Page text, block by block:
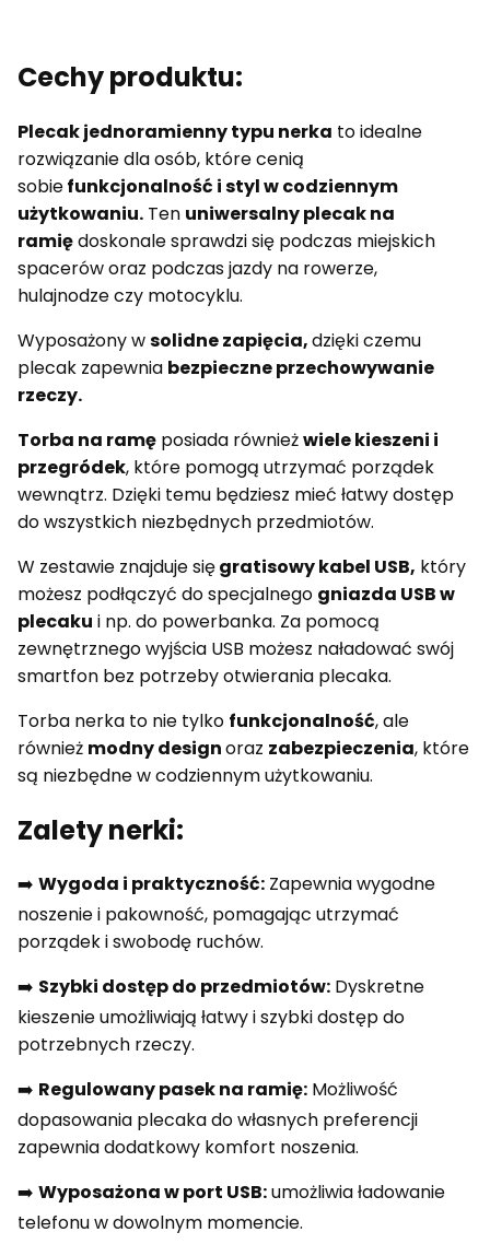
Cechy produktu:
Plecak jednoramienny typu nerka to idealne
rozwiązanie dla osób, które cenią
sobiefunkcjonalność i styl w codziennym
użytkowaniu. Ten uniwersalny plecak na
ramiędoskonale sprawdzi się podczas miejskich
spacerów oraz podczas jazdy na rowerze,
hulajnodze czy motocyklu.
Wyposażony wsolidne zapięcia,dzięki czemu
plecak zapewnia bezpieczne przechowywanie
rzeczy.
Torba na ramę posiada równieżwiele kieszeni i
przegródek, które pomogą utrzymać porządek
wewnątrz. Dzięki temu będziesz mieć łatwy dostęp
do wszystkich niezbędnych przedmiotów.
W zestawie znajduje sięgratisowy kabel USB, który
możesz podłączyć do specjalnego gniazda USB w
plecaku i np. do powerbanka. Za pomocą
zewnętrznego wyjścia USB możesz naładować swój
smartfon bez potrzeby otwierania plecaka.
Torba nerka to nie tylko funkcjonalność, ale
również modny designoraz zabezpieczenia, które
są niezbędne w codziennym użytkowaniu.
Zalety nerki:
➡️ Wygoda i praktyczność: Zapewnia wygodne
noszenie i pakowność, pomagając utrzymać
porządek i swobodę ruchów.
➡️ Szybki dostęp do przedmiotów: Dyskretne
kieszenie umożliwiają łatwy i szybki dostęp do
potrzebnych rzeczy.
➡️ Regulowany pasek na ramię: Możliwość
dopasowania plecaka do własnych preferencji
zapewnia dodatkowy komfort noszenia.
➡️ Wyposażona w port USB:umożliwia ładowanie
telefonu w dowolnym momencie.